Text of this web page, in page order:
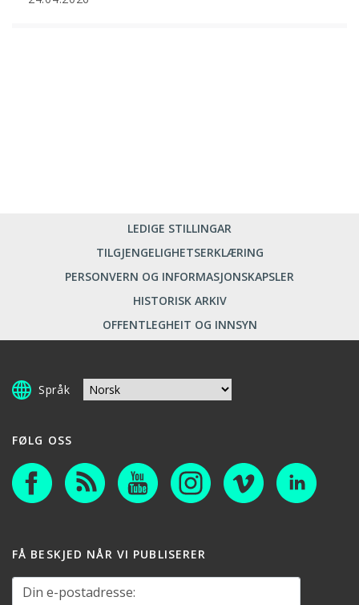
LEDIGE STILLINGAR
TILGJENGELIGHETSERKLÆRING
PERSONVERN OG INFORMASJONSKAPSLER
HISTORISK ARKIV
OFFENTLEGHEIT OG INNSYN
Språk
FØLG OSS
FÅ BESKJED NÅR VI PUBLISERER
Din e-postadresse: